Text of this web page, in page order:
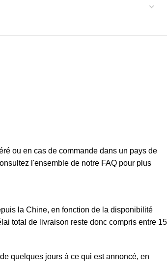
ou en cas de commande dans un pays de
l'ensemble de notre FAQ pour plus
la Chine, en fonction de la disponibilité
total de livraison reste donc compris entre 15
quelques jours à ce qui est annoncé, en